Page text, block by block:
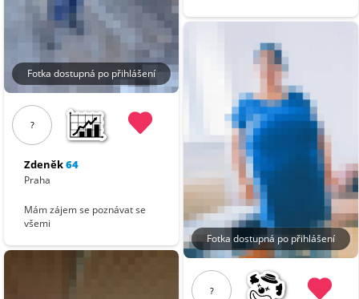
Fotka dostupná po přihlášení
?
Zdeněk64
Praha
Mám zájem se poznávat se
všemi
Fotka dostupná po přihlášení
?